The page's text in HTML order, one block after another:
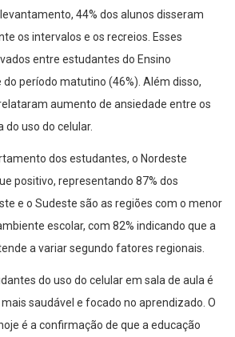
44% dos alunos disseram
os intervalos e os recreios. Esses
entre estudantes do Ensino
do período matutino (46%). Além disso,
aumento de ansiedade entre os
do uso do celular.
dos estudantes, o Nordeste
positivo, representando 87% dos
e o Sudeste são as regiões com o menor
escolar, com 82% indicando que a
a variar segundo fatores regionais.
do uso do celular em sala de aula é
saudável e focado no aprendizado. O
é a confirmação de que a educação